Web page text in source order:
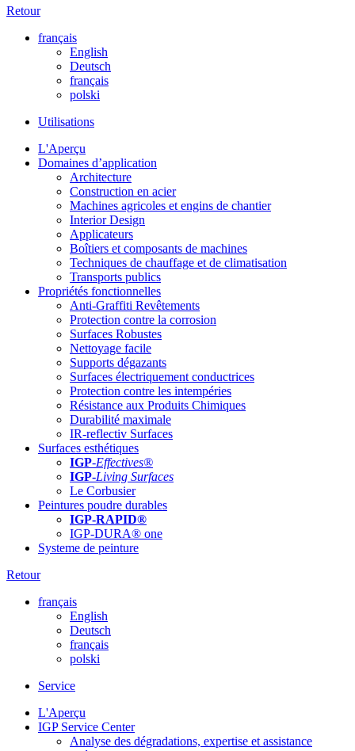
Retour
français
English
Deutsch
français
polski
Utilisations
L'Aperçu
Domaines d’application
Architecture
Construction en acier
Machines agricoles et engins de chantier
Interior Design
Applicateurs
Boîtiers et composants de machines
Techniques de chauffage et de climatisation
Transports publics
Propriétés fonctionnelles
Anti-Graffiti Revêtements
Protection contre la corrosion
Surfaces Robustes
Nettoyage facile
Supports dégazants
Surfaces électriquement conductrices
Protection contre les intempéries
Résistance aux Produits Chimiques
Durabilité maximale
IR-reflectiv Surfaces
Surfaces esthétiques
IGP-Effectives®
IGP-Living Surfaces
Le Corbusier
Peintures poudre durables
IGP-RAPID®
IGP-DURA® one
Systeme de peinture
Retour
français
English
Deutsch
français
polski
Service
L'Aperçu
IGP Service Center
Analyse des dégradations, expertise et assistance